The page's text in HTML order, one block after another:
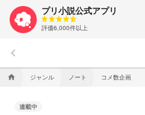
プリ小説公式アプリ
評価6,000件以上
keyboard_arrow_left
home ジャンル ノート コメ数企画
連載中